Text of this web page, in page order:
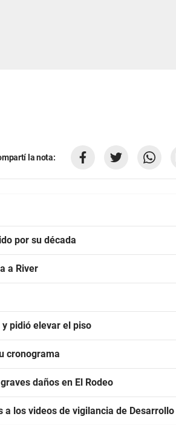
la nota:
por su década
a River
pidió elevar el piso
cronograma
daños en El Rodeo
los videos de vigilancia de